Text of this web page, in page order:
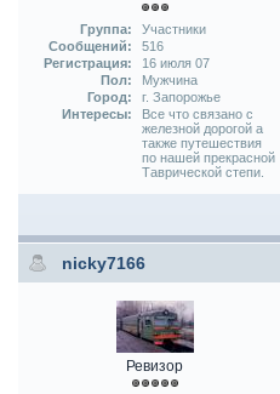
Группа:
Участники
Сообщений:
516
Регистрация:
16 июля 07
Пол:
Мужчина
Город:
г. Запорожье
Интересы:
Все что связано с
железной дорогой а
также путешествия
по нашей прекрасной
Таврической степи.
nicky7166
Ревизор